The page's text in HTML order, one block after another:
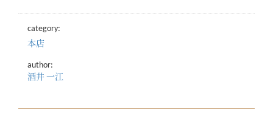
category:
本店
author:
酒井 一江